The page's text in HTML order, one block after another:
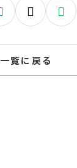
一覧に戻る